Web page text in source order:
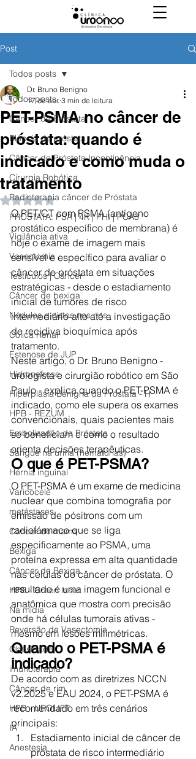
Post
Todos posts
Câncer de Próstata
Biópsia de próstata
Câncer de Próstata Incontinência
Cirurgia Robótica
Radioterapia câncer de Próstata
PROSTATA: PSA | 4K | PHI | PCA3
Vigilância ativa
Vasectomia
Testículos | Câncer
Câncer de bexiga
Nódulos e cistos nos rins
Cólica Renal
Estenose de JUP
Hidronefrose
Hiperplasia Benigna da Próstata - H
HPB - REZUM
Embolização da Próstata
Sangue na urina (hematúrias)
Hérnia inguinal
Varicocele
metástases
Câncer de mama
Bexiga
Câncer de Bexiga
HPB - Green laser
Na mídia
Reversão de Vasectomia
Obesidade
imunoterapia
Câncer de rim
HPB - UROLIFT
IA
Anestesia
Todos posts
PET-PSMA no câncer de
próstata: quando é
indicado e como muda o
tratamento
Dr. Bruno Benigno
17 de abr. 3 min de leitura
Avaliado com NaN de 5 estrelas.
O PET/CT com PSMA (antígeno
prostático específico de membrana) é
hoje o exame de imagem mais
sensível e específico para avaliar o
câncer de próstata em situações
estratégicas - desde o estadiamento
inicial de tumores de risco
intermediário-alto até a investigação
de recidiva bioquímica após
tratamento.
Neste artigo, o Dr. Bruno Benigno -
urologista e cirurgião robótico em São
Paulo - explica quando o PET-PSMA é
indicado, como ele supera os exames
convencionais, quais pacientes mais
se beneficiam e como o resultado
orienta decisões terapêuticas.
O que é PET-PSMA?
O PET-PSMA é um exame de medicina
nuclear que combina tomografia por
emissão de pósitrons com um
radiofármaco que se liga
especificamente ao PSMA, uma
proteína expressa em alta quantidade
nas células do câncer de próstata. O
resultado é uma imagem funcional e
anatômica que mostra com precisão
onde há células tumorais ativas -
mesmo em lesões milimétricas.
Quando o PET-PSMA é
indicado?
De acordo com as diretrizes NCCN
v2.2025 e EAU 2024, o PET-PSMA é
recomendado em três cenários
principais:
Estadiamento inicial de câncer de
próstata de risco intermediário